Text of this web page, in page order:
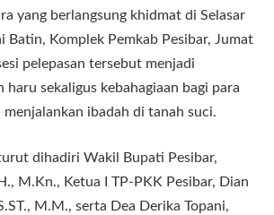
yang berlangsung khidmat di Selasar
Batin, Komplek Pemkab Pesibar, Jumat
pelepasan tersebut menjadi
haru sekaligus kebahagiaan bagi para
menjalankan ibadah di tanah suci.
dihadiri Wakil Bupati Pesibar,
M.Kn., Ketua I TP-PKK Pesibar, Dian
M.M., serta Dea Derika Topani,